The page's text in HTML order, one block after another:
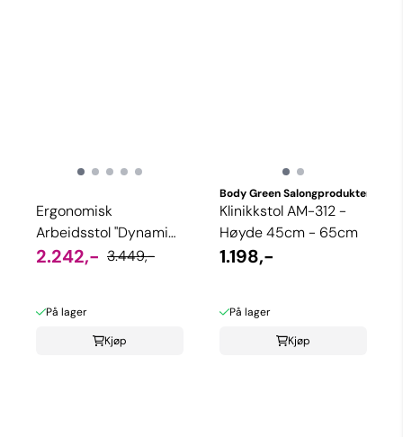
Ergonomisk
Arbeidsstol "Dynamic"
- Svart
2.242,- 3.449,-
På lager
Kjøp
Body Green Salongprodukter
Klinikkstol AM-312 -
Høyde 45cm - 65cm
1.198,-
På lager
Kjøp